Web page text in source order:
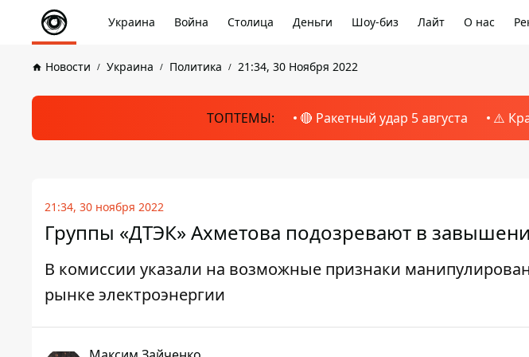
Украина Война Столица Деньги Шоу-биз Лайт О нас
Новости Украина Политика 21:34, 30 Ноября 2022
ТОПТЕМЫ: 🔴 Ракетный удар 5 августа ⚠️
21:34, 30 ноября 2022
Группы «ДТЭК» Ахметова подозревают в
В комиссии указали на возможные признаки
рынке электроэнергии